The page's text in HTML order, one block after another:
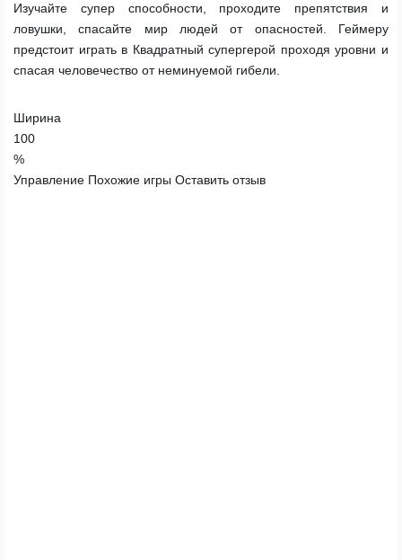
Изучайте супер способности, проходите препятствия и
ловушки, спасайте мир людей от опасностей. Геймеру
предстоит играть в Квадратный супергерой проходя уровни и
спасая человечество от неминуемой гибели.
Ширина
100
%
Управление Похожие игры Оставить отзыв